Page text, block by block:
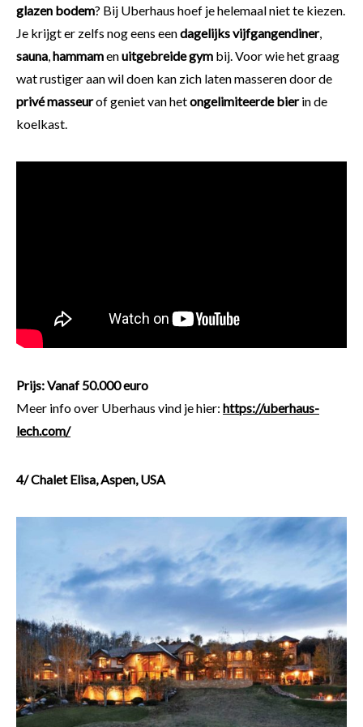
glazen bodem? Bij Uberhaus hoef je helemaal niet te kiezen.
Je krijgt er zelfs nog eens eendagelijks vijfgangendiner,
sauna,hammamenuitgebreide gym bij. Voor wie het graag
wat rustiger aan wil doen kan zich laten masseren door de
privé masseurof geniet van hetongelimiteerde bierin de
koelkast.
Prijs: Vanaf 50.000 euro
Meer info over Uberhaus vind je hier: https://uberhaus-
lech.com/
4/ Chalet Elisa, Aspen, USA